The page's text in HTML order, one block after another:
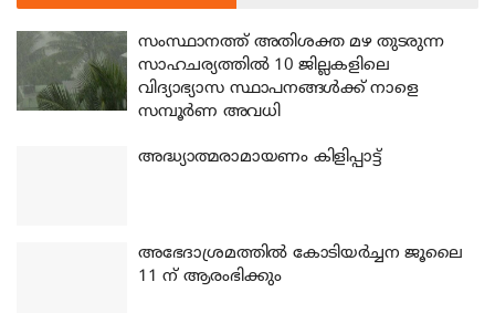
സംസ്ഥാനത്ത് അതിശക്ത മഴ തുടരുന്ന
സാഹചര്യത്തിൽ 10 ജില്ലകളിലെ
വിദ്യാഭ്യാസ സ്ഥാപനങ്ങൾക്ക് നാളെ
സമ്പൂർണ അവധി
അദ്ധ്യാത്മരാമായണം കിളിപ്പാട്ട്
അഭേദാശ്രമത്തില്‍ കോടിയര്‍ച്ചന ജൂലൈ
11 ന് ആരംഭിക്കും